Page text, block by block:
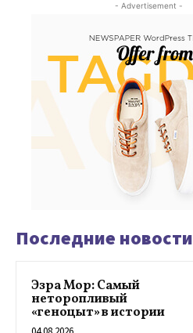
- Advertisement -
Последние новости
Эзра Мор: Самый
неторопливый
«геноцыт» в истории